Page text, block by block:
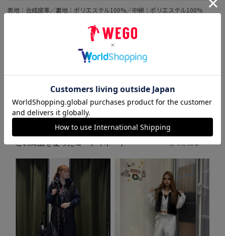
表地：合成皮革／裏地：ポリエステル100%／中綿：ポリエステル100%
この商品を使ったコーディネート